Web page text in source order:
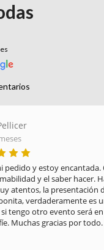
pedido y estoy encantada.
y el saber hacer.
atentos, la presentación
verdaderamente es
tengo otro evento será
Muchas gracias por